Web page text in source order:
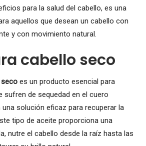
para la salud del cabello, es una
aquellos que desean un cabello con
y con movimiento natural.
cabello seco
seco es un producto esencial para
sufren de sequedad en el cuero
solución eficaz para recuperar la
tipo de aceite proporciona una
nutre el cabello desde la raíz hasta las